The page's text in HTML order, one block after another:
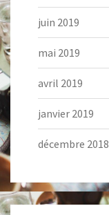
juin 2019
mai 2019
avril 2019
janvier 2019
décembre 2018